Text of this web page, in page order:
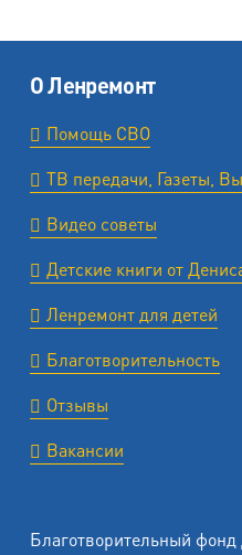
О Ленремонт
Помощь СВО
ТВ передачи, Газеты,
Видео советы
Детские книги от
Ленремонт для детей
Благотворительность
Отзывы
Вакансии
Благотворительный